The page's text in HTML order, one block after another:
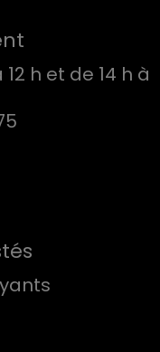
h et de 14 h à